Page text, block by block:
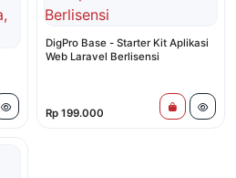
DigPro Base - Starter Kit Aplikasi
Web Laravel Berlisensi
Rp 199.000